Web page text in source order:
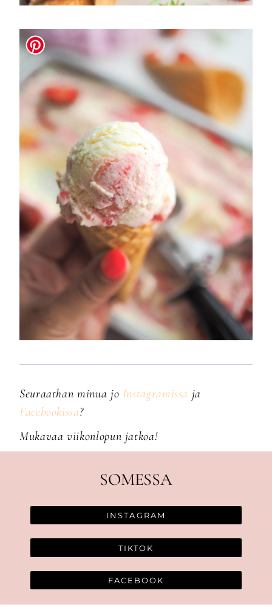
Seuraathan minua jo Instagramissa ja
Facebookissa?
Mukavaa viikonlopun jatkoa!
SOMESSA
INSTAGRAM
TIKTOK
FACEBOOK